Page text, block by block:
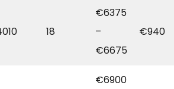
18
€6375
–
€6675
€940
€6900